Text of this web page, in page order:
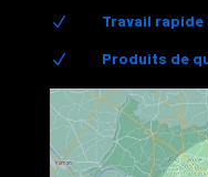
N Travail
N Produits de